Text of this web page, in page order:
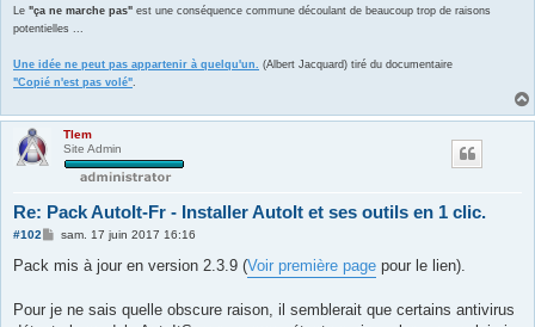
Le "ça ne marche pas" est une conséquence commune découlant de beaucoup trop de raisons
potentielles ...
Une idée ne peut pas appartenir à quelqu'un.
(Albert Jacquard) tiré du documentaire
"Copié n'est pas volé"
Tlem
Site Admin
Re: Pack AutoIt-Fr - Installer AutoIt et ses outils en 1 clic.
#102
M
s
g
e
sam. 17 juin 2017 16:16
Pack mis à jour en version 2.3.9 (Voir première page pour le lien).
Pour je ne sais quelle obscure raison, il semblerait que certains antivirus